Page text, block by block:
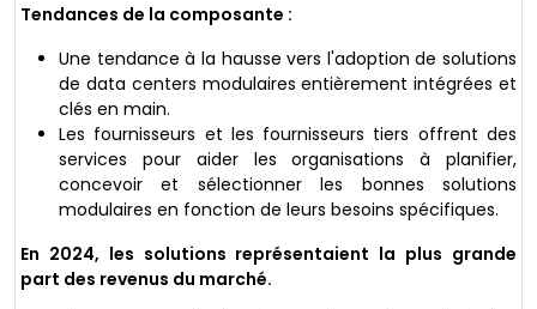
Tendances de la composante :
Une tendance à la hausse vers l'adoption de solutions
de data centers modulaires entièrement intégrées et
clés en main.
Les fournisseurs et les fournisseurs tiers offrent des
services pour aider les organisations à planifier,
concevoir et sélectionner les bonnes solutions
modulaires en fonction de leurs besoins spécifiques.
En 2024, les solutions représentaient la plus grande
part des revenus du marché.